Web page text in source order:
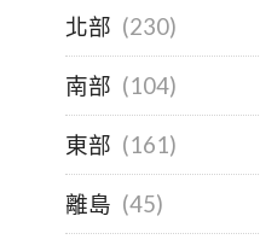
北部 (230)
南部 (104)
東部 (161)
離島 (45)